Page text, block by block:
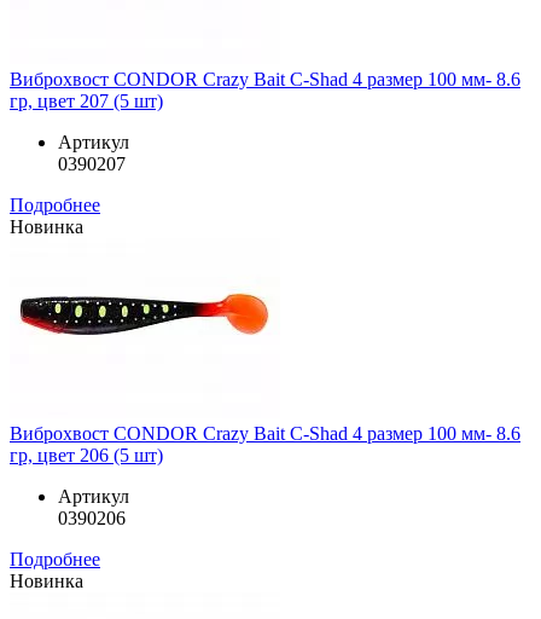
Виброхвост CONDOR Crazy Bait C-Shad 4 размер 100 мм- 8.6
гр, цвет 207 (5 шт)
Артикул
0390207
Подробнее
Новинка
Виброхвост CONDOR Crazy Bait C-Shad 4 размер 100 мм- 8.6
гр, цвет 206 (5 шт)
Артикул
0390206
Подробнее
Новинка